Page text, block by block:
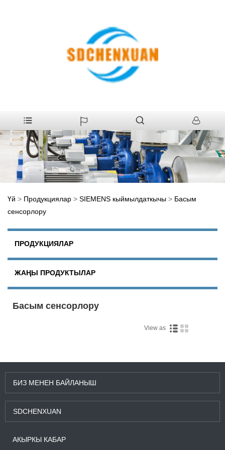
Үй > Продукциялар > SIEMENS кыймылдаткычы > Басым
сенсорлору
ПРОДУКЦИЯЛАР
ЖАҢЫ ПРОДУКТЫЛАР
Басым сенсорлору
View as
БИЗ МЕНЕН БАЙЛАНЫШ
SDCHENXUAN
АКЫРКЫ КАБАР